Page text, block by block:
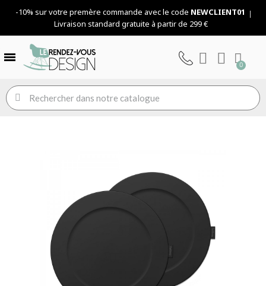
-10% sur votre premère commande avec le code NEWCLIENT01
Livraison standard gratuite à partir de 299 €